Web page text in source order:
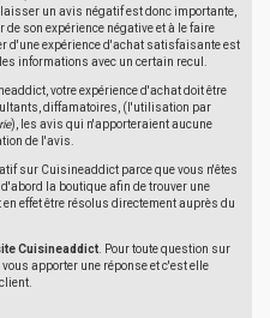
un avis négatif est donc importante,
son expérience négative et à le faire
d'une expérience d'achat satisfaisante est
informations avec un certain recul.
votre expérience d'achat doit être
diffamatoires, (l'utilisation par
), les avis qui n'apporteraient aucune
de l'avis.
sur Cuisineaddict parce que vous n'êtes
la boutique afin de trouver une
effet être résolus directement auprès du
Cuisineaddict . Pour toute question sur
apporter une réponse et c'est elle